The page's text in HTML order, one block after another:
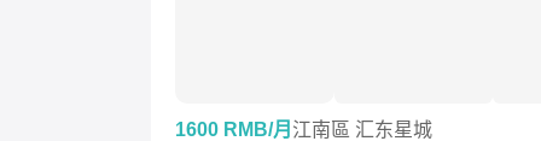
1600 RMB/月 江南區 汇东星城